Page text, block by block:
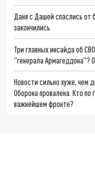
Даня с Дашей спаслись от
закончились
Три главных инсайда об
"генерала Армагеддона"?
Новости сильно хуже, чем
Оборона провалена. Кто по
важнейшем фронте?